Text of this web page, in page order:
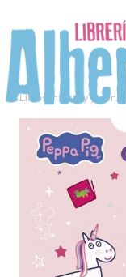
Libros Infantil y juvenil